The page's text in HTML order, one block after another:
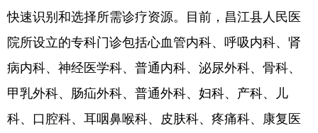
快速识别和选择所需诊疗资源。目前，昌江县人民医
院所设立的专科门诊包括心血管内科、呼吸内科、肾
病内科、神经医学科、普通内科、泌尿外科、骨科、
甲乳外科、肠疝外科、普通外科、妇科、产科、儿
科、口腔科、耳咽鼻喉科、皮肤科、疼痛科、康复医